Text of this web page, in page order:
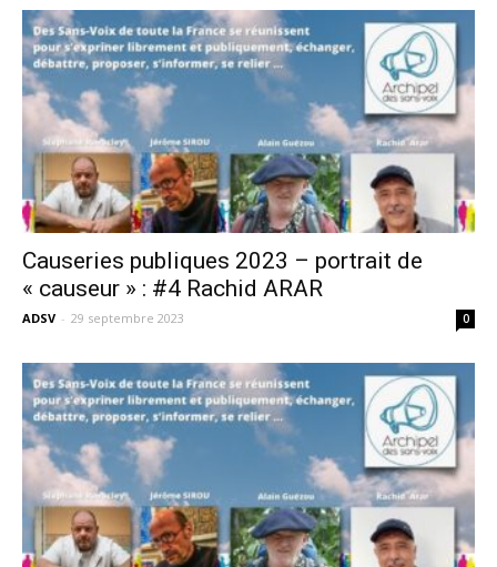
Causeries publiques 2023 – portrait de
« causeur » : #4 Rachid ARAR
ADSV - 29 septembre 2023 0